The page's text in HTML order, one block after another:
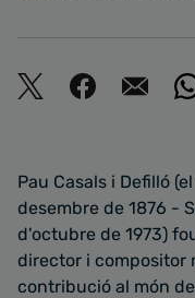
Pau Casals i Defilló
desembre de 1876 -
d'octubre de 1973)
director i compositor
contribució al món